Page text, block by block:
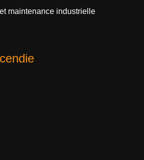
maintenance industrielle